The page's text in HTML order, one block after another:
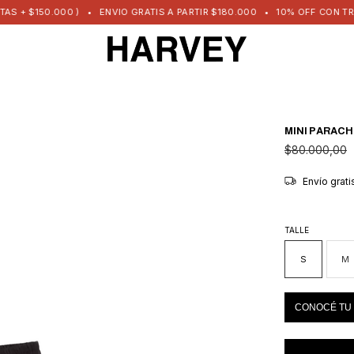
) • ENVIO GRATIS A PARTIR $180.000 • 10% OFF CON
MINI
$80.000,00
Envío
TALLE
S M
CONOCÉ TU